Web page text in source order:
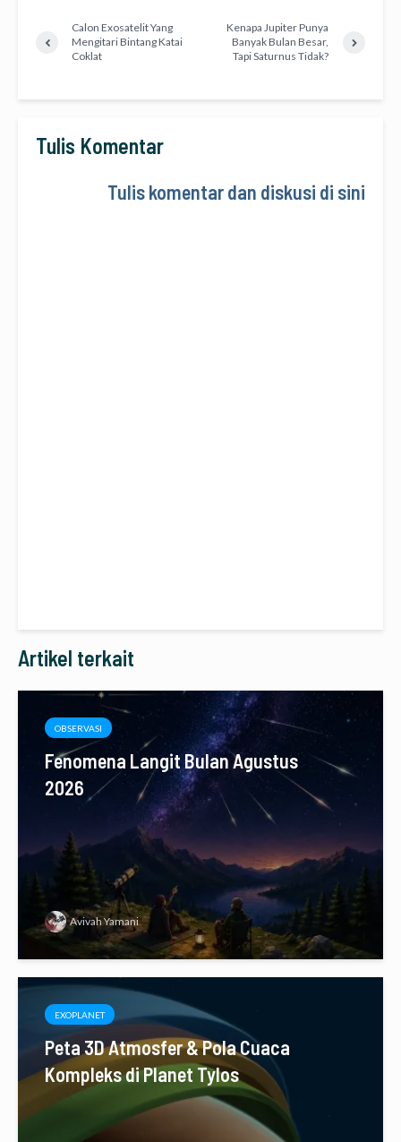
Calon Exosatelit Yang
Mengitari Bintang Katai
Coklat
Kenapa Jupiter Punya
Banyak Bulan Besar,
Tapi Saturnus Tidak?
Tulis Komentar
Tulis komentar dan diskusi di sini
Artikel terkait
OBSERVASI
Fenomena Langit Bulan Agustus
2026
Avivah Yamani
EXOPLANET
Peta 3D Atmosfer & Pola Cuaca
Kompleks di Planet Tylos